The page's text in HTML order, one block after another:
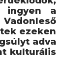
ingyen a
ezeken
adva
kulturális